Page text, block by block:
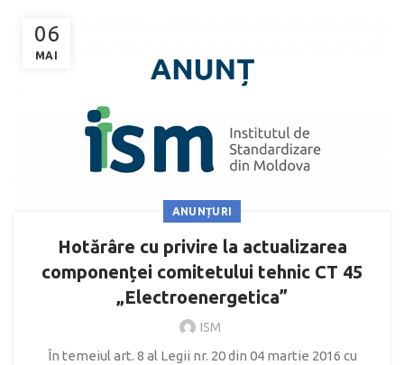
06
MAI
ANUNȚURI
Hotărâre cu privire la actualizarea
componenței comitetului tehnic CT 45
„Electroenergetica”
ISM
În temeiul art. 8 al Legii nr. 20 din 04 martie 2016 cu